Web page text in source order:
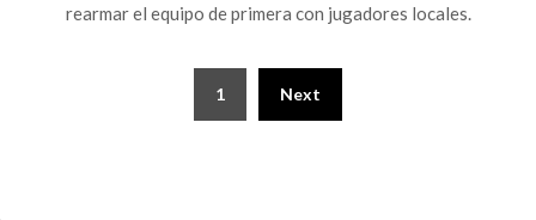
rearmar el equipo de primera con jugadores locales.
1 Next